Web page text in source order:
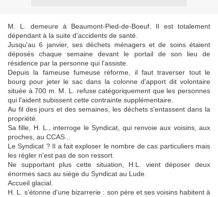
M. L. demeure à Beaumont-Pied-de-Boeuf. Il est totalement
dépendant à la suite d'accidents de santé.
Jusqu'au 6 janvier, ses déchets ménagers et de soins étaient
déposés chaque semaine devant le portail de son lieu de
résidence par la personne qui l'assiste.
Depuis la fameuse fumeuse réforme, il faut traverser tout le
bourg pour jeter le sac dans la colonne d'apport dit volontaire
située à 700 m. M. L. refuse catégoriquement que les personnes
qui l'aident subissent cette contrainte supplémentaire.
Au fil des jours et des semaines, les déchets s'entassent dans la
propriété.
Sa fille, H. L., interroge le Syndicat, qui renvoie aux voisins, aux
proches, au CCAS...
Le Syndicat ? Il a fait exploser le nombre de cas particuliers mais
les régler n'est pas de son ressort.
Ne supportant plus cette situation, H.L. vient déposer deux
énormes sacs au siège du Syndicat au Lude.
Accueil glacial.
H. L. s'étonne d'une bizarrerie : son père et ses voisins habitent à